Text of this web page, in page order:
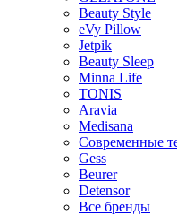
Beauty Style
eVy Pillow
Jetpik
Beauty Sleep
Minna Life
TONIS
Aravia
Medisana
Современные
Gess
Beurer
Detensor
Все бренды